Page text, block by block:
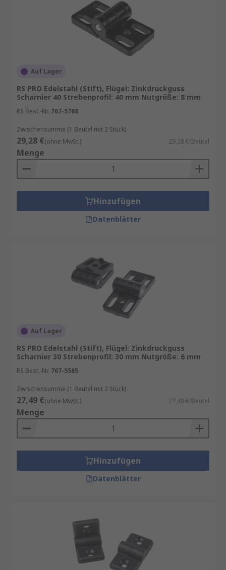
Auf Lager
RS PRO Edelstahl (Stift), Flügel: Zinkdruckguss
Scharnier 40 Strebenprofil: 40 mm Nutgröße: 8 mm
RS Best.-Nr. 767-5768
Zwischensumme (1 Beutel mit 2 Stück)
29,28 €(ohne MwSt.) 29,28 €/Beutel
Menge
Hinzufügen
Datenblätter
Auf Lager
RS PRO Edelstahl (Stift), Flügel: Zinkdruckguss
Scharnier 30 Strebenprofil: 30 mm Nutgröße: 6 mm
RS Best.-Nr. 767-5585
Zwischensumme (1 Beutel mit 2 Stück)
27,49 €(ohne MwSt.) 27,49 €/Beutel
Menge
Hinzufügen
Datenblätter